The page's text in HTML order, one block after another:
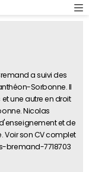
a suivi des
Sorbonne. Il
une autre en droit
Nicolas
et de
Voir son CV complet
bremand-7718703